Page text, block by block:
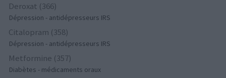
Deroxat (366)
Dépression - antidépresseurs IRS
Citalopram (358)
Dépression - antidépresseurs IRS
Metformine (357)
Diabètes - médicaments oraux